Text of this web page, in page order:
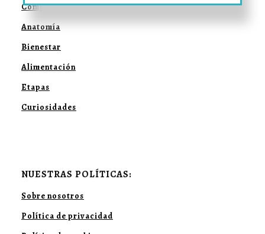
Comportamiento
Anatomía
Bienestar
Alimentación
Etapas
Curiosidades
NUESTRAS POLÍTICAS:
Sobre nosotros
Política de privacidad